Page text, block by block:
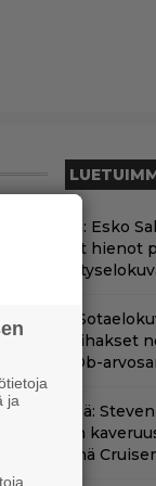
tv:ssä: Esko
tekevät hienot
tv:ssä:
lihakset
– IMDb-
tv:ssä:
Cruisen
– Syynä
ja